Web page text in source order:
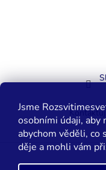
Jsme
osobními údaji, aby
abychom věděli, co
děje a mohli vám